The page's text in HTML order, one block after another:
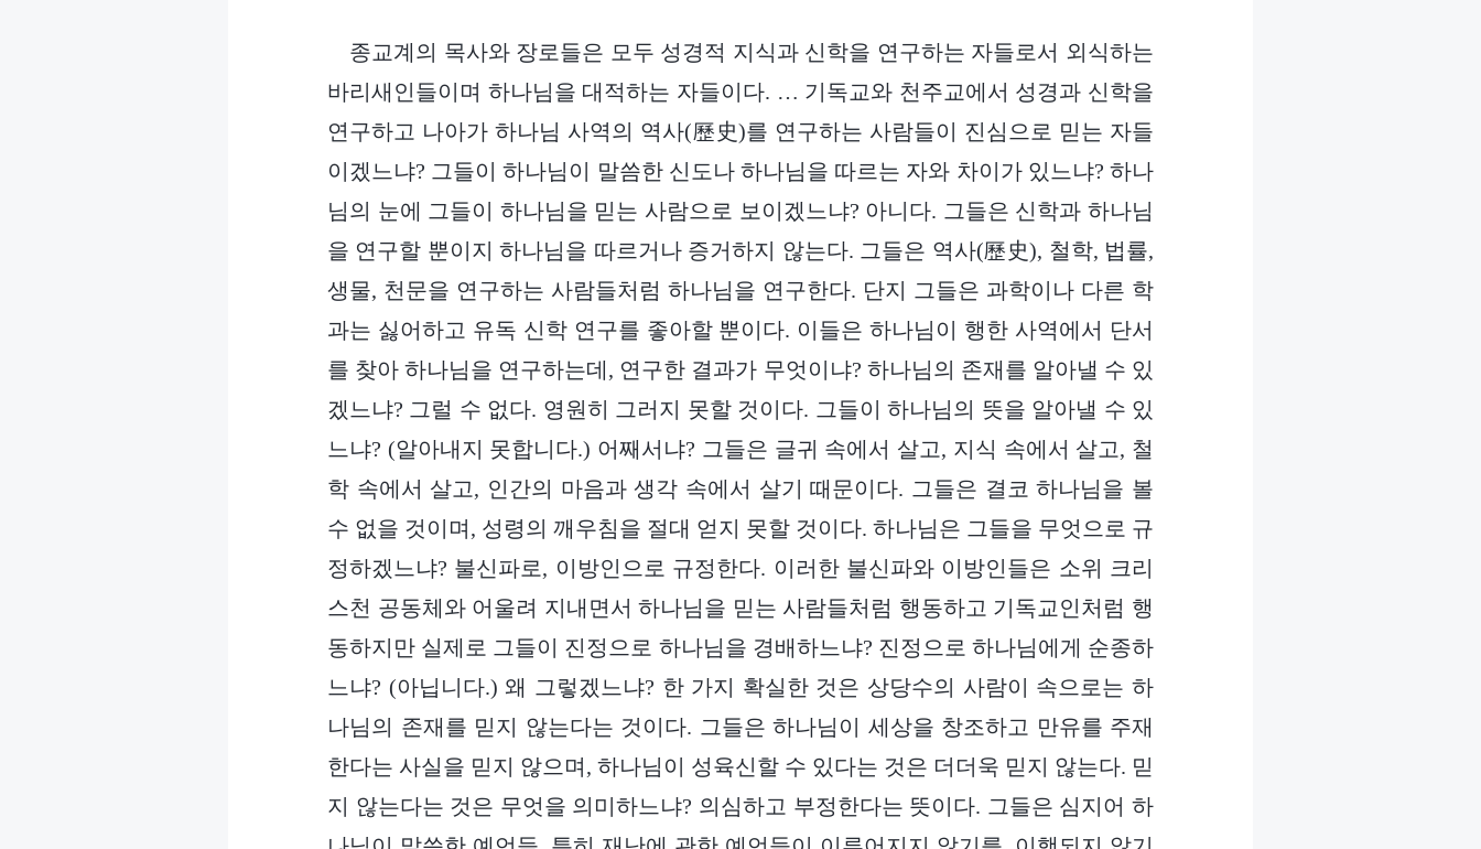
종교계의 목사와 장로들은 모두 성경적 지식과 신학을 연구하는 자들로서 외식하는
바리새인들이며 하나님을 대적하는 자들이다. … 기독교와 천주교에서 성경과 신학을
연구하고 나아가 하나님 사역의 역사(歷史)를 연구하는 사람들이 진심으로 믿는 자들
이겠느냐? 그들이 하나님이 말씀한 신도나 하나님을 따르는 자와 차이가 있느냐? 하나
님의 눈에 그들이 하나님을 믿는 사람으로 보이겠느냐? 아니다. 그들은 신학과 하나님
을 연구할 뿐이지 하나님을 따르거나 증거하지 않는다. 그들은 역사(歷史), 철학, 법률,
생물, 천문을 연구하는 사람들처럼 하나님을 연구한다. 단지 그들은 과학이나 다른 학
과는 싫어하고 유독 신학 연구를 좋아할 뿐이다. 이들은 하나님이 행한 사역에서 단서
를 찾아 하나님을 연구하는데, 연구한 결과가 무엇이냐? 하나님의 존재를 알아낼 수 있
겠느냐? 그럴 수 없다. 영원히 그러지 못할 것이다. 그들이 하나님의 뜻을 알아낼 수 있
느냐? (알아내지 못합니다.) 어째서냐? 그들은 글귀 속에서 살고, 지식 속에서 살고, 철
학 속에서 살고, 인간의 마음과 생각 속에서 살기 때문이다. 그들은 결코 하나님을 볼
수 없을 것이며, 성령의 깨우침을 절대 얻지 못할 것이다. 하나님은 그들을 무엇으로 규
정하겠느냐? 불신파로, 이방인으로 규정한다. 이러한 불신파와 이방인들은 소위 크리
스천 공동체와 어울려 지내면서 하나님을 믿는 사람들처럼 행동하고 기독교인처럼 행
동하지만 실제로 그들이 진정으로 하나님을 경배하느냐? 진정으로 하나님에게 순종하
느냐? (아닙니다.) 왜 그렇겠느냐? 한 가지 확실한 것은 상당수의 사람이 속으로는 하
나님의 존재를 믿지 않는다는 것이다. 그들은 하나님이 세상을 창조하고 만유를 주재
한다는 사실을 믿지 않으며, 하나님이 성육신할 수 있다는 것은 더더욱 믿지 않는다. 믿
지 않는다는 것은 무엇을 의미하느냐? 의심하고 부정한다는 뜻이다. 그들은 심지어 하